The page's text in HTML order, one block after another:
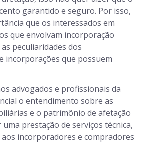
garantido e seguro. Por isso,
que os interessados em
que envolvam incorporação
peculiaridades dos
incorporações que possuem
advogados e profissionais da
o entendimento sobre as
e o patrimônio de afetação
prestação de serviços técnica,
incorporadores e compradores